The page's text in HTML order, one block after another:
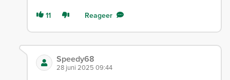
11 Reageer
Speedy68
28 juni 2025 09:44